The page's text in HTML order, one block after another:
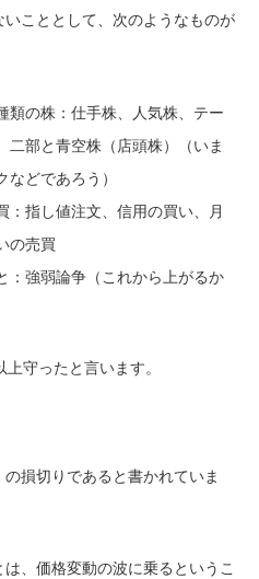
こととして、次のようなものが
類の株：仕手株、人気株、テー
二部と青空株（店頭株）（いま
どであろう）
：指し値注文、信用の買い、月
の売買
：強弱論争（これから上がるか
守ったと言います。
の損切りであると書かれていま
、価格変動の波に乗るというこ